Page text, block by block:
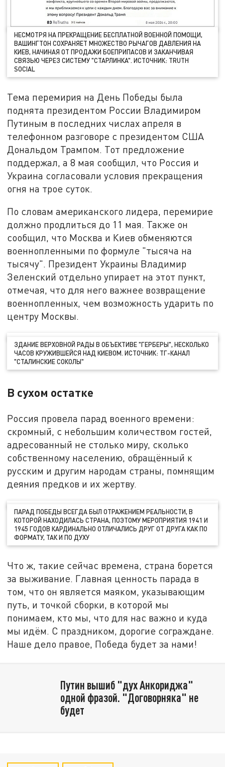
НЕСМОТРЯ НА ПРЕКРАЩЕНИЕ БЕСПЛАТНОЙ ВОЕННОЙ ПОМОЩИ,
ВАШИНГТОН СОХРАНЯЕТ МНОЖЕСТВО РЫЧАГОВ ДАВЛЕНИЯ НА
КИЕВ, НАЧИНАЯ ОТ ПРОДАЖИ БОЕПРИПАСОВ И ЗАКАНЧИВАЯ
СВЯЗЬЮ ЧЕРЕЗ СИСТЕМУ "СТАРЛИНКА". ИСТОЧНИК: TRUTH
SOCIAL
Тема перемирия на День Победы была
поднята президентом России Владимиром
Путиным в последних числах апреля в
телефонном разговоре с президентом США
Дональдом Трампом. Тот предложение
поддержал, а 8 мая сообщил, что Россия и
Украина согласовали условия прекращения
огня на трое суток.
По словам американского лидера, перемирие
должно продлиться до 11 мая. Также он
сообщил, что Москва и Киев обменяются
военнопленными по формуле "тысяча на
тысячу". Президент Украины Владимир
Зеленский отдельно упирает на этот пункт,
отмечая, что для него важнее возвращение
военнопленных, чем возможность ударить по
центру Москвы.
ЗДАНИЕ ВЕРХОВНОЙ РАДЫ В ОБЪЕКТИВЕ "ГЕРБЕРЫ", НЕСКОЛЬКО
ЧАСОВ КРУЖИВШЕЙСЯ НАД КИЕВОМ. ИСТОЧНИК: ТГ-КАНАЛ
"СТАЛИНСКИЕ СОКОЛЫ"
В сухом остатке
Россия провела парад военного времени:
скромный, с небольшим количеством гостей,
адресованный не столько миру, сколько
собственному населению, обращённый к
русским и другим народам страны, помнящим
деяния предков и их жертву.
ПАРАД ПОБЕДЫ ВСЕГДА БЫЛ ОТРАЖЕНИЕМ РЕАЛЬНОСТИ, В
КОТОРОЙ НАХОДИЛАСЬ СТРАНА, ПОЭТОМУ МЕРОПРИЯТИЯ 1941 И
1945 ГОДОВ КАРДИНАЛЬНО ОТЛИЧАЛИСЬ ДРУГ ОТ ДРУГА КАК ПО
ФОРМАТУ, ТАК И ПО ДУХУ
Что ж, такие сейчас времена, страна борется
за выживание. Главная ценность парада в
том, что он является маяком, указывающим
путь, и точкой сборки, в которой мы
понимаем, кто мы, что для нас важно и куда
мы идём. С праздником, дорогие сограждане.
Наше дело правое, Победа будет за нами!
Путин вышиб "дух Анкориджа"
одной фразой. "Договорняка" не
будет